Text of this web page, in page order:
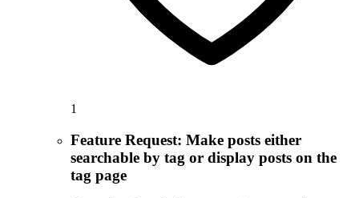
1
Feature Request: Make posts either
searchable by tag or display posts on the
tag page